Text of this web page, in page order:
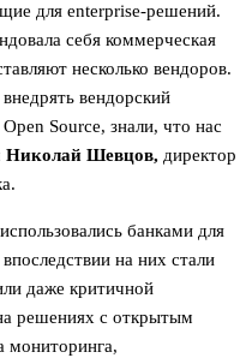
для enterprise-решений.
себя коммерческая
несколько вендоров.
вендорский
Source, знали, что нас
Николай Шевцов, директор
банками для
на них стали
даже критичной
решениях с открытым
мониторинга,